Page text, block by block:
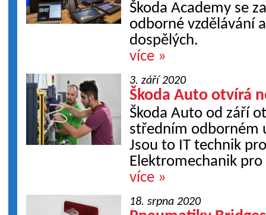
Škoda Academy se
odborné vzdělávání
dospělých.
více »
3. září 2020
Škoda Auto otvírá
Škoda Auto od září
středním odborném
Jsou to IT technik
Elektromechanik
více »
18. srpna 2020